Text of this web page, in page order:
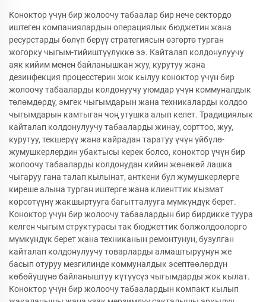
Коноктор үчүн бир жолоочу табаалар бир нече сектордо
иштеген компаниялардын операциялык бюджетин жана
ресурстарды бөлүп берүү стратегиясын өзгөртө турган
жогорку чыгым-тийиштүүлүккө ээ. Кайталап колдонулуучу
аяк кийим менен байланышкан жуу, курутуу жана
дезинфекция процесстерин жок кылуу коноктор үчүн бир
жолоочу табааларды колдонуучу уюмдар үчүн коммуналдык
төлөмдөрдү, эмгек чыгымдарын жана техникаларды колдоо
чыгымдарын камтыган чоң утушка алып келет. Традициялык
кайталап колдонулуучу табааларды жинау, сорттоо, жуу,
курутуу, текшерүү жана кайрадан таратуу үчүн үйбүлө-
жумушкерлердин убактысы керек болсо, коноктор үчүн бир
жолоочу табааларды колдонудан кийин жөнөкөй лашка
чыгаруу гана талап кылынат, анткени бул жумушкерлерге
киреше алына турган иштерге жана клиенттик кызмат
көрсөтүүнү жакшыртууга багытталууга мүмкүндүк берет.
Коноктор үчүн бир жолоочу табаалардын бир бирдикке туура
келген чыгым структурасы так бюджеттик болжолдоолорго
мүмкүндүк берет жана техниканын ремонтунун, бузулган
кайталап колдонулуучу товарларды алмаштыруунун же
басып отуруу мезгилинде коммуналдык эсептөөлөрдүн
көбөйүшүнө байланыштуу күтүүсүз чыгымдарды жок кылат.
Коноктор үчүн бир жолоочу табаалардын компакт кылып